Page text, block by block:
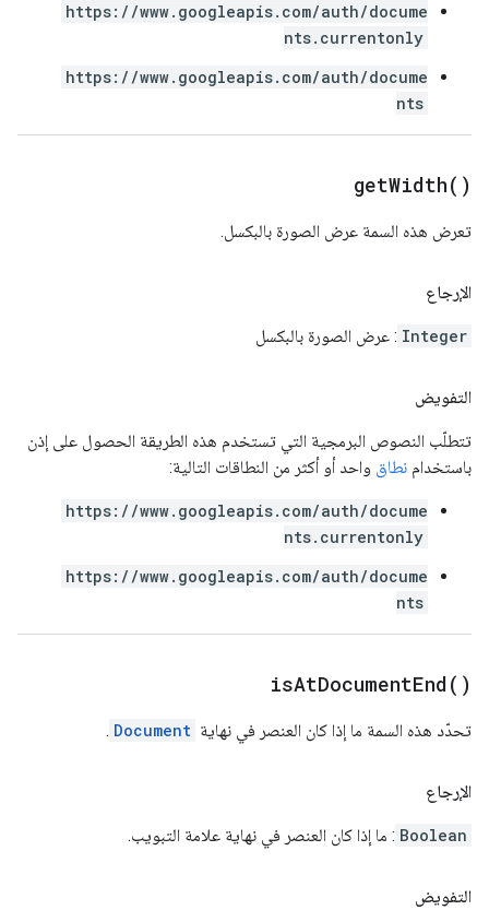
https://www.googleapis.com/auth/docume
nts.currentonly
https://www.googleapis.com/auth/docume
nts
getWidth( )
تعرض هذه السمة عرض الصورة بالبكسل.
الإرجاع
Integer : عرض الصورة بالبكسل
التفويض
تتطلّب النصوص البرمجية التي تستخدم هذه الطريقة الحصول على إذن
باستخدام نطاق واحد أو أكثر من النطاقات التالية:
https://www.googleapis.com/auth/docume
nts.currentonly
https://www.googleapis.com/auth/docume
nts
isAtDocumentEnd( )
تحدّد هذه السمة ما إذا كان العنصر في نهاية Document
.
الإرجاع
Boolean : ما إذا كان العنصر في نهاية علامة التبويب.
التفويض